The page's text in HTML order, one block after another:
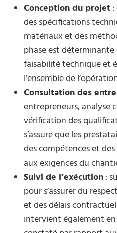
Conception du projet
des spécifications
matériaux et des
phase est
faisabilité technique et
l’ensemble de
Consultation des
entrepreneurs, analyse
vérification des
s’assure que les
des compétences et
aux exigences du
Suivi de l’exécution:
pour s’assurer du
et des délais
intervient également